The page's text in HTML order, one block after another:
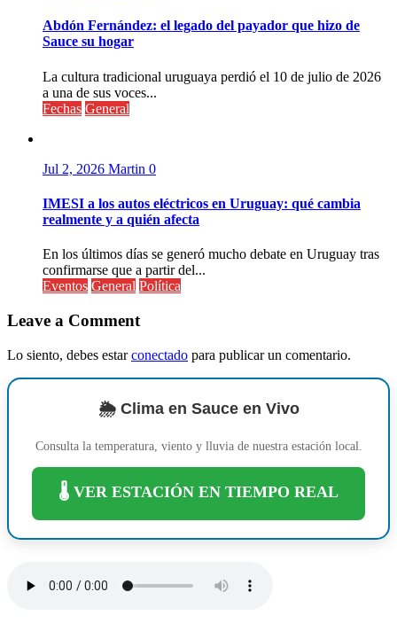
Abdón Fernández: el legado del payador que hizo de
Sauce su hogar
La cultura tradicional uruguaya perdió el 10 de julio de 2026
a una de sus voces...
Fechas General
Jul 2, 2026 Martin 0
IMESI a los autos eléctricos en Uruguay: qué cambia
realmente y a quién afecta
En los últimos días se generó mucho debate en Uruguay tras
confirmarse que a partir del...
Eventos General Política
Leave a Comment
Lo siento, debes estarconectado para publicar un comentario.
🌦️ Clima en Sauce en Vivo
Consulta la temperatura, viento y lluvia de nuestra estación local.
🌡️ VER ESTACIÓN EN TIEMPO REAL